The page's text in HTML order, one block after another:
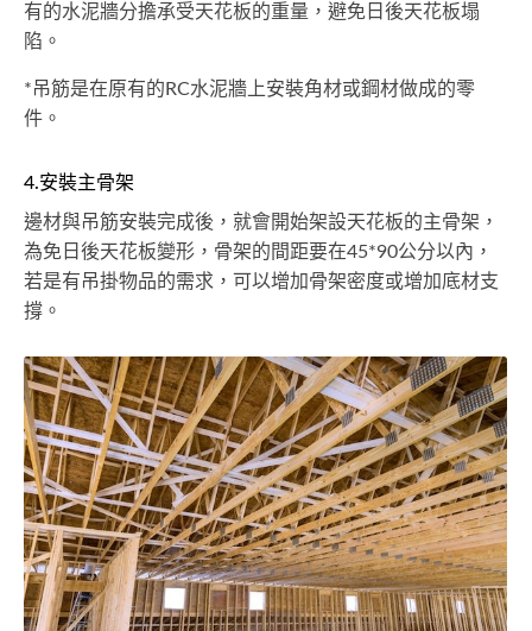
有的水泥牆分擔承受天花板的重量，避免日後天花板塌
陷。
*吊筋是在原有的RC水泥牆上安裝角材或鋼材做成的零
件。
4.安裝主骨架
邊材與吊筋安裝完成後，就會開始架設天花板的主骨架，
為免日後天花板變形，骨架的間距要在45*90公分以內，
若是有吊掛物品的需求，可以增加骨架密度或增加底材支
撐。